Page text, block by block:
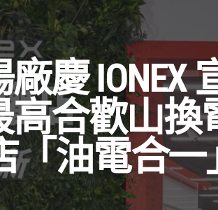
慶 IONEX
合歡山換
「油電合一